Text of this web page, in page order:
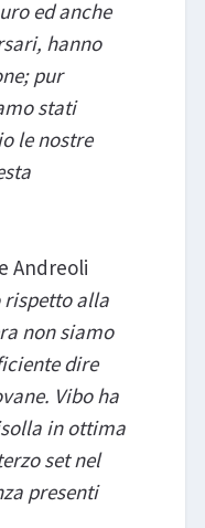
ed anche
hanno
pur
stati
le nostre
Andreoli
rispetto alla
non siamo
dire
Vibo ha
in ottima
set nel
presenti